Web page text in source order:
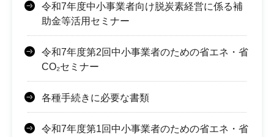
令和7年度中小事業者向け脱炭素経営に係る補
助金等活用セミナー
令和7年度第2回中小事業者のための省エネ・省
CO₂セミナー
各種手続きに必要な書類
令和7年度第1回中小事業者のための省エネ・省